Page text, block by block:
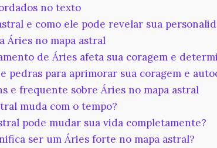
no texto
e como ele pode revelar sua
Áries no mapa astral
de Áries afeta sua coragem e
pedras para aprimorar sua coragem e
e frequente sobre Áries no mapa astral
muda com o tempo?
pode mudar sua vida completamente?
ser um Áries forte no mapa astral?